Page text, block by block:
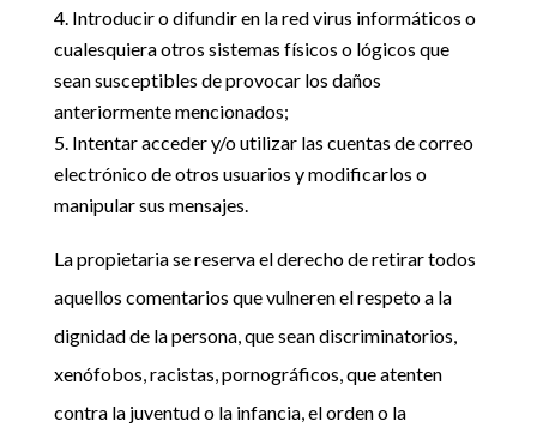
Introducir o difundir en la red virus informáticos o
cualesquiera otros sistemas físicos o lógicos que
sean susceptibles de provocar los daños
anteriormente mencionados;
Intentar acceder y/o utilizar las cuentas de correo
electrónico de otros usuarios y modificarlos o
manipular sus mensajes.
La propietaria se reserva el derecho de retirar todos
aquellos comentarios que vulneren el respeto a la
dignidad de la persona, que sean discriminatorios,
xenófobos, racistas, pornográficos, que atenten
contra la juventud o la infancia, el orden o la